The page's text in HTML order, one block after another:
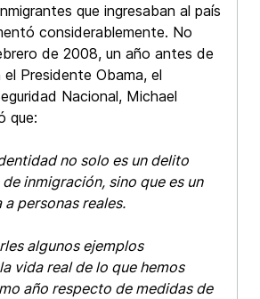
que ingresaban al país
considerablemente. No
de 2008, un año antes de
Presidente Obama, el
Nacional, Michael
que:
no solo es un delito
inmigración, sino que es un
personas reales.
algunos ejemplos
vida real de lo que hemos
año respecto de medidas de